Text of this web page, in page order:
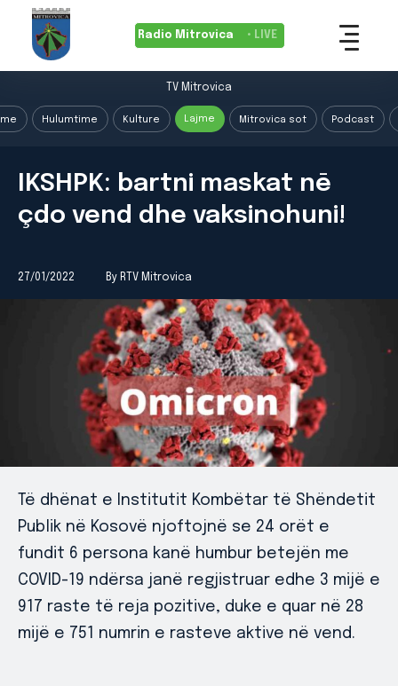
Radio Mitrovica • LIVE
TV Mitrovica
Hulumtime Kulture Lajme Mitrovica sot Podcast
IKSHPK: bartni maskat nē
çdo vend dhe vaksinohuni!
27/01/2022 By RTV Mitrovica
Të dhënat e Institutit Kombëtar të Shëndetit
Publik në Kosovë njoftojnë se 24 orët e
fundit 6 persona kanë humbur betejën me
COVID-19 ndërsa janë regjistruar edhe 3 mijë e
917 raste të reja pozitive, duke e quar në 28
mijë e 751 numrin e rasteve aktive në vend.